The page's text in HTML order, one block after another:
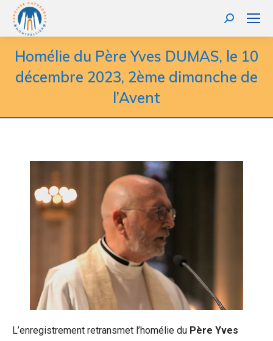
Homélie du Père Yves DUMAS, le 10
décembre 2023, 2ème dimanche de
l’Avent
L’enregistrement retransmet l’homélie du Père Yves